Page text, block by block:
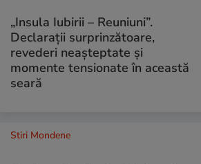
„Insula Iubirii – Reuniuni”.
Declarații surprinzătoare,
revederi neașteptate și
momente tensionate în această
seară
Stiri Mondene